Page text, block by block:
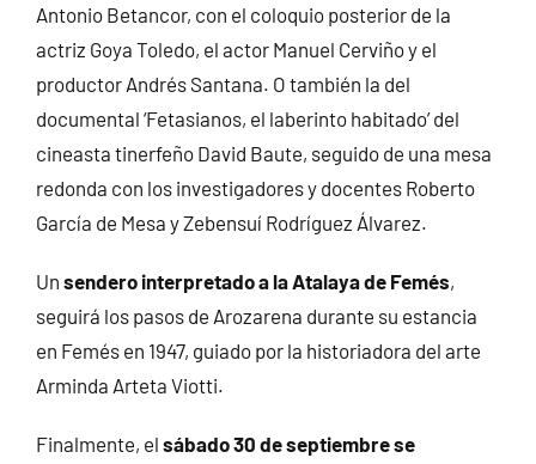
Antonio Betancor, con el coloquio posterior de la
actriz Goya Toledo, el actor Manuel Cerviño y el
productor Andrés Santana. O también la del
documental ‘Fetasianos, el laberinto habitado’ del
cineasta tinerfeño David Baute, seguido de una mesa
redonda con los investigadores y docentes Roberto
García de Mesa y Zebensuí Rodríguez Álvarez.
Un sendero interpretado a la Atalaya de Femés,
seguirá los pasos de Arozarena durante su estancia
en Femés en 1947, guiado por la historiadora del arte
Arminda Arteta Viotti.
Finalmente, el sábado 30 de septiembre se